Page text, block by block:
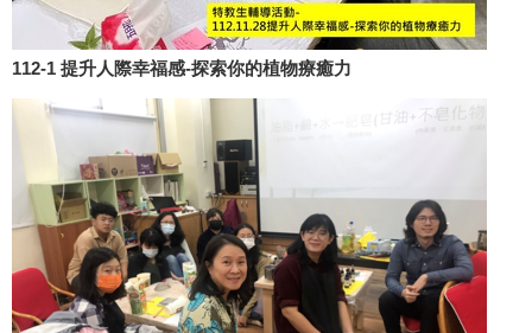
112-1 提升人際幸福感-探索你的植物療癒力